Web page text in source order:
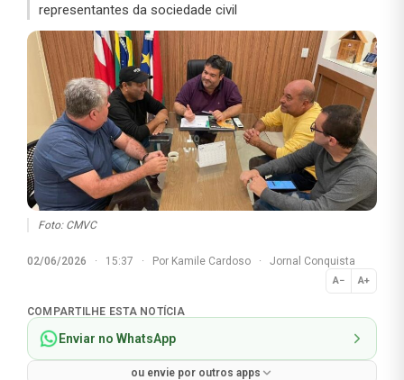
representantes da sociedade civil
Foto: CMVC
02/06/2026 · 15:37 · Por Kamile Cardoso · Jornal Conquista
A− A+
Normal
COMPARTILHE ESTA NOTÍCIA
Enviar no WhatsApp
ou envie por outros apps